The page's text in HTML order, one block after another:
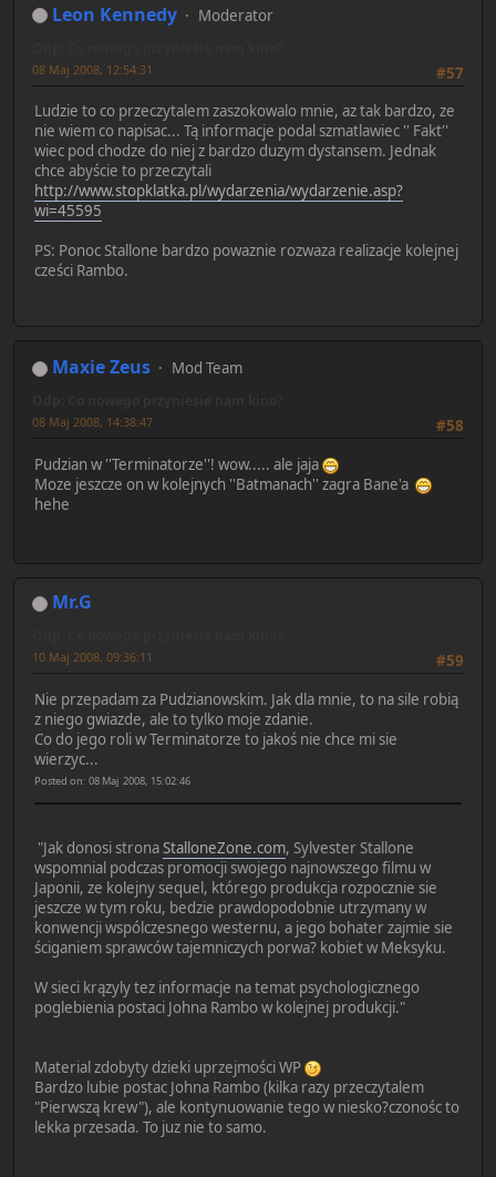
Leon Kennedy Moderator
#57
08 Maj 2008, 12:54:31
Ludzie to co przeczytalem zaszokowalo mnie, az tak bardzo, ze
nie wiem co napisac... Tą informacje podal szmatlawiec '' Fakt''
wiec pod chodze do niej z bardzo duzym dystansem. Jednak
chce abyście to przeczytali
http://www.stopklatka.pl/wydarzenia/wydarzenie.asp?
wi=45595
PS: Ponoc Stallone bardzo powaznie rozwaza realizacje kolejnej
cześci Rambo.
Maxie Zeus Mod Team
#58
08 Maj 2008, 14:38:47
Pudzian w ''Terminatorze''! wow..... ale jaja
Moze jeszcze on w kolejnych ''Batmanach'' zagra Bane'a
hehe
Mr.G
#59
10 Maj 2008, 09:36:11
Nie przepadam za Pudzianowskim. Jak dla mnie, to na sile robią
z niego gwiazde, ale to tylko moje zdanie.
Co do jego roli w Terminatorze to jakoś nie chce mi sie
wierzyc...
Posted on: 08 Maj 2008, 15:02:46
"Jak donosi stronaStalloneZone.com, Sylvester Stallone
wspomnial podczas promocji swojego najnowszego filmu w
Japonii, ze kolejny sequel, którego produkcja rozpocznie sie
jeszcze w tym roku, bedzie prawdopodobnie utrzymany w
konwencji wspólczesnego westernu, a jego bohater zajmie sie
ściganiem sprawców tajemniczych porwa? kobiet w Meksyku.
W sieci krązyly tez informacje na temat psychologicznego
poglebienia postaci Johna Rambo w kolejnej produkcji."
Material zdobyty dzieki uprzejmości WP
Bardzo lubie postac Johna Rambo (kilka razy przeczytalem
"Pierwszą krew"), ale kontynuowanie tego w niesko?czonośc to
lekka przesada. To juz nie to samo.